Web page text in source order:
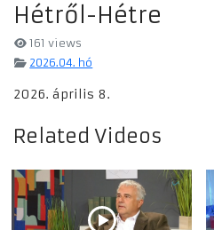
Hétről-Hétre
161 views
2026.04. hó
2026. április 8.
Related Videos